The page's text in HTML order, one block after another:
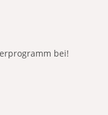
bei!